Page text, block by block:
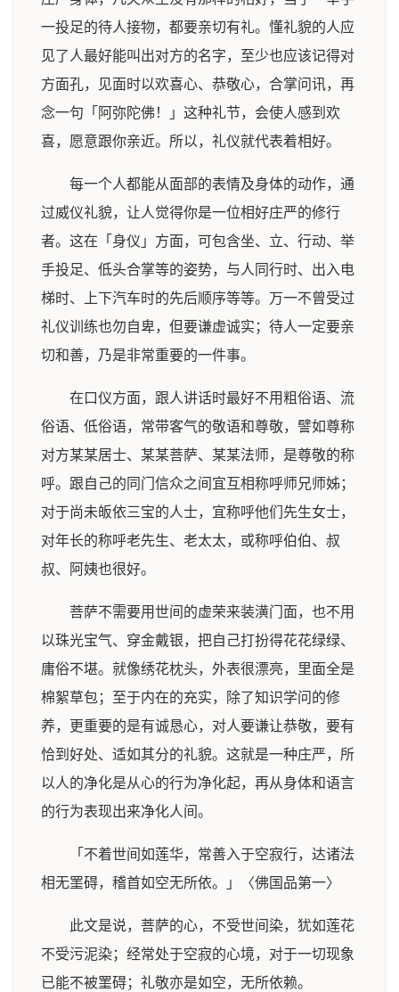
一投足的待人接物，都要亲切有礼。懂礼貌的人应
见了人最好能叫出对方的名字，至少也应该记得对
方面孔，见面时以欢喜心、恭敬心，合掌问讯，再
念一句「阿弥陀佛！」这种礼节，会使人感到欢
喜，愿意跟你亲近。所以，礼仪就代表着相好。
每一个人都能从面部的表情及身体的动作，通
过威仪礼貌，让人觉得你是一位相好庄严的修行
者。这在「身仪」方面，可包含坐、立、行动、举
手投足、低头合掌等的姿势，与人同行时、出入电
梯时、上下汽车时的先后顺序等等。万一不曾受过
礼仪训练也勿自卑，但要谦虚诚实；待人一定要亲
切和善，乃是非常重要的一件事。
在口仪方面，跟人讲话时最好不用粗俗语、流
俗语、低俗语，常带客气的敬语和尊敬，譬如尊称
对方某某居士、某某菩萨、某某法师，是尊敬的称
呼。跟自己的同门信众之间宜互相称呼师兄师姊；
对于尚未皈依三宝的人士，宜称呼他们先生女士，
对年长的称呼老先生、老太太，或称呼伯伯、叔
叔、阿姨也很好。
菩萨不需要用世间的虚荣来装潢门面，也不用
以珠光宝气、穿金戴银，把自己打扮得花花绿绿、
庸俗不堪。就像绣花枕头，外表很漂亮，里面全是
棉絮草包；至于内在的充实，除了知识学问的修
养，更重要的是有诚恳心，对人要谦让恭敬，要有
恰到好处、适如其分的礼貌。这就是一种庄严，所
以人的净化是从心的行为净化起，再从身体和语言
的行为表现出来净化人间。
「不着世间如莲华，常善入于空寂行，达诸法
相无罣碍，稽首如空无所依。」〈佛国品第一〉
此文是说，菩萨的心，不受世间染，犹如莲花
不受污泥染；经常处于空寂的心境，对于一切现象
已能不被罣碍；礼敬亦是如空，无所依赖。